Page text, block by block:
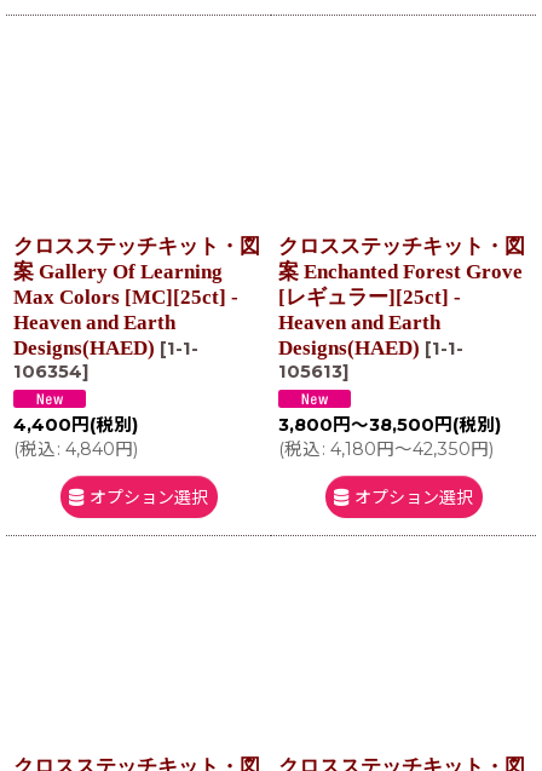
クロスステッチキット・図
案 Gallery Of Learning
Max Colors [MC][25ct] -
Heaven and Earth
Designs(HAED) [1-1-
106354]
4,400 円 (税別)
(税込: 4,840円)
オプション選択
クロスステッチキット・図
案 Enchanted Forest Grove
[レギュラー][25ct] -
Heaven and Earth
Designs(HAED) [1-1-
105613]
3,800 円～38,500 円 (税別)
(税込: 4,180円～42,350円)
オプション選択
クロスステッチキット・図
クロスステッチキット・図